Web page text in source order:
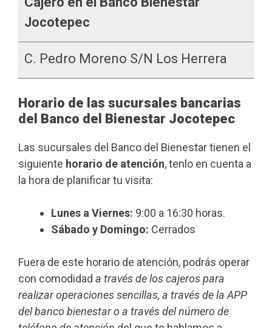
Jocotepec
C. Pedro Moreno S/n Los Herrera
Horario de las sucursales bancarias
del Banco del Bienestar Jocotepec
Las sucursales del Banco del Bienestar tienen el
siguiente horario de atención, tenlo en cuenta a
la hora de planificar tu visita:
Lunes a Viernes: 9:00 a 16:30 horas.
Sábado y Domingo: Cerrados
Fuera de este horario de atención, podrás operar
con comodidad a través de los cajeros para
realizar operaciones sencillas, a través de la APP
del banco bienestar o a través del número de